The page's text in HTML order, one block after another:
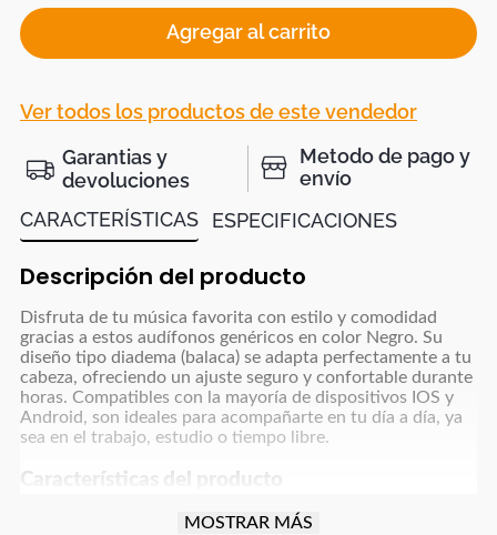
Agregar al carrito
Ver todos los productos de este vendedor
Garantias y
devoluciones
Metodo de pago y
envío
CARACTERÍSTICAS
ESPECIFICACIONES
Descripción del producto
Disfruta de tu música favorita con estilo y comodidad
gracias a estos audífonos genéricos en color Negro. Su
diseño tipo diadema (balaca) se adapta perfectamente a tu
cabeza, ofreciendo un ajuste seguro y confortable durante
horas. Compatibles con la mayoría de dispositivos IOS y
Android, son ideales para acompañarte en tu día a día, ya
sea en el trabajo, estudio o tiempo libre.
Características del producto
Compatibilidad:IOS y Android
MOSTRAR MÁS